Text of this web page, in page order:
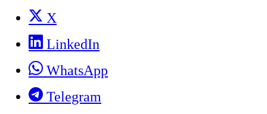
X
LinkedIn
WhatsApp
Telegram